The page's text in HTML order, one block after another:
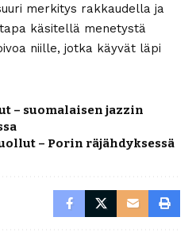
merkitys rakkaudella ja
käsitellä menetystä
niille, jotka käyvät läpi
– suomalaisen jazzin
– Porin räjähdyksessä